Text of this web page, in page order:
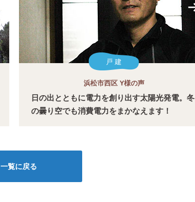
戸 建
浜松市西区 Y様の声
日の出とともに電力を創り出す太陽光発電。冬
の曇り空でも消費電力をまかなえます！
一覧に戻る